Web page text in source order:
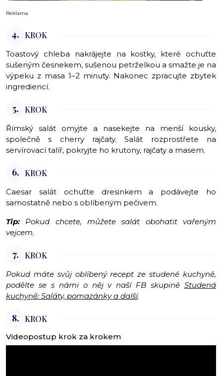
Reklama
4. KROK
Toastový chleba nakrájejte na kostky, které ochuťte
sušeným česnekem, sušenou petrželkou a smažte je na
výpeku z masa 1–2 minuty. Nakonec zpracujte zbytek
ingrediencí.
5. KROK
Římský salát omyjte a nasekejte na menší kousky,
společně s cherry rajčaty. Salát rozprostřete na
servírovací talíř, pokryjte ho krutony, rajčaty a masem.
6. KROK
Caesar salát ochuťte dresinkem a podávejte ho
samostatně nebo s oblíbeným pečivem.
Tip: Pokud chcete, můžete salát obohatit vařeným
vejcem.
7. KROK
Pokud máte svůj oblíbený recept ze studené kuchyně,
podělte se s námi o něj v naší FB skupině Studená
kuchyně: Saláty, pomazánky a další.
8. KROK
Videopostup krok za krokem